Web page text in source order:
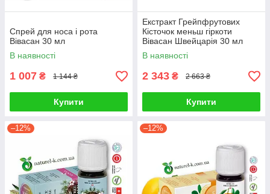
Спрей для носа і рота
Вівасан 30 мл
В наявності
1 007 ₴ 1 144 ₴
Купити
Екстракт Грейпфрутових
Кісточок меньш гіркоти
Вівасан Швейцарія 30 мл
В наявності
2 343 ₴ 2 663 ₴
Купити
–12% –12%